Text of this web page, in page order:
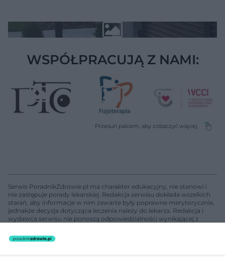
WSPÓŁPRACUJĄ Z NAMI:
Serwis PoradnikZdrowie.pl ma charakter edukacyjny, nie stanowi i
nie zastępuje porady lekarskiej. Redakcja serwisu dokłada wszelkich
starań, aby informacje w nim zawarte były poprawne merytorycznie,
jednakże decyzja dotycząca leczenia należy do lekarza. Redakcja i
wydawca serwisu nie ponoszą odpowiedzialności wynikającej z
nie prowadzi działalności leczniczej polegającej na udzielaniu
świadczeń zdrowotnych w rozumieniu art. 3 ust 1 ustawy o